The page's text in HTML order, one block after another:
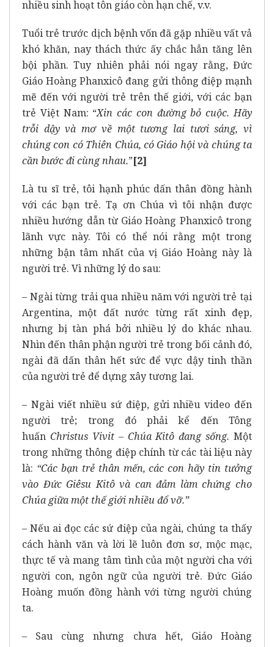
nhiều sinh hoạt tôn giáo còn hạn chế, v.v.
Tuổi trẻ trước dịch bệnh vốn đã gặp nhiều vất vả
khó khăn, nay thách thức ấy chắc hẳn tăng lên
bội phần. Tuy nhiên phải nói ngay rằng, Đức
Giáo Hoàng Phanxicô đang gửi thông điệp mạnh
mẽ đến với người trẻ trên thế giới, với các bạn
trẻ Việt Nam: “Xin các con đường bỏ cuộc. Hãy
trỗi dậy và mơ về một tương lai tươi sáng, vì
chúng con có Thiên Chúa, có Giáo hội và chúng ta
cần bước đi cùng nhau.”[2]
Là tu sĩ trẻ, tôi hạnh phúc dấn thân đồng hành
với các bạn trẻ. Tạ ơn Chúa vì tôi nhận được
nhiều hướng dẫn từ Giáo Hoàng Phanxicô trong
lãnh vực này. Tôi có thể nói rằng một trong
những bận tâm nhất của vị Giáo Hoàng này là
người trẻ. Vì những lý do sau:
– Ngài từng trải qua nhiều năm với người trẻ tại
Argentina, một đất nước từng rất xinh đẹp,
nhưng bị tàn phá bởi nhiều lý do khác nhau.
Nhìn đến thân phận người trẻ trong bối cảnh đó,
ngài đã dấn thân hết sức để vực dậy tinh thần
của người trẻ để dựng xây tương lai.
– Ngài viết nhiều sứ điệp, gửi nhiều video đến
người trẻ; trong đó phải kể đến Tông
huấn Christus Vivit – Chúa Kitô đang sống. Một
trong những thông điệp chính từ các tài liệu này
là: “Các bạn trẻ thân mến, các con hãy tin tưởng
vào Đức Giêsu Kitô và can đảm làm chứng cho
Chúa giữa một thế giới nhiều đổ vỡ.”
– Nếu ai đọc các sứ điệp của ngài, chúng ta thấy
cách hành văn và lời lẽ luôn đơn sơ, mộc mạc,
thực tế và mang tâm tình của một người cha với
người con, ngôn ngữ của người trẻ. Đức Giáo
Hoàng muốn đồng hành với từng người chúng
ta.
– Sau cùng nhưng chưa hết, Giáo Hoàng